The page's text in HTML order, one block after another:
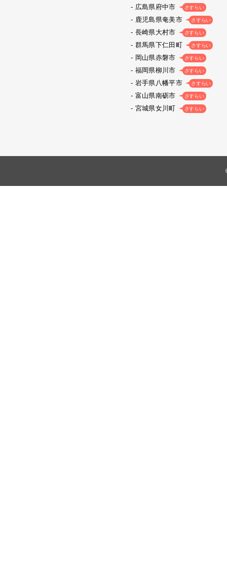
広島県府中市 さすらい
鹿児島県奄美市 さすらい
長崎県大村市 さすらい
群馬県下仁田町 さすらい
岡山県赤磐市 さすらい
福岡県柳川市 さすらい
岩手県八幡平市 さすらい
富山県南砺市 さすらい
宮城県女川町 さすらい